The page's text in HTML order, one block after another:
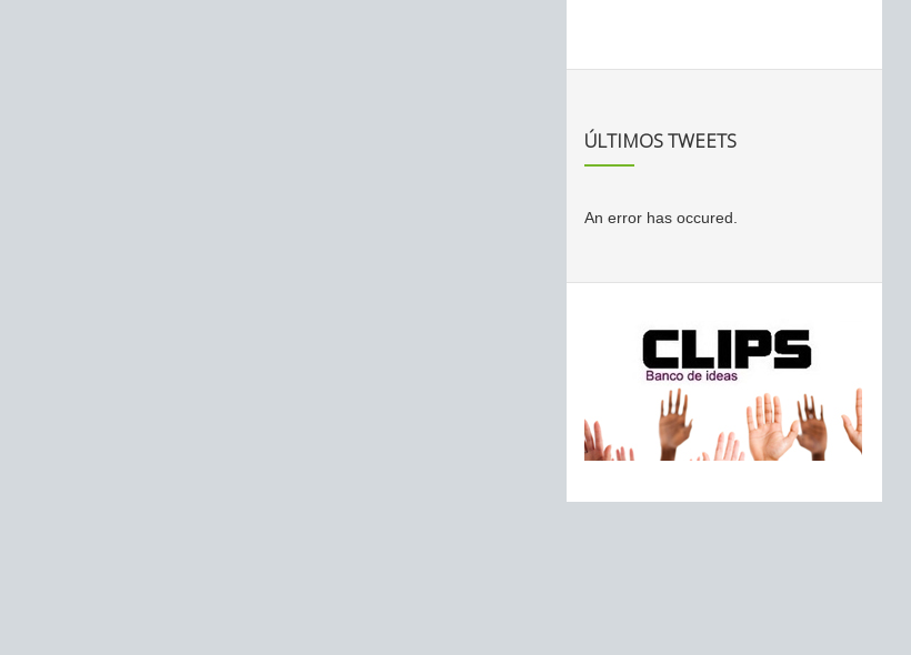
ÚLTIMOS TWEETS
An error has occured.